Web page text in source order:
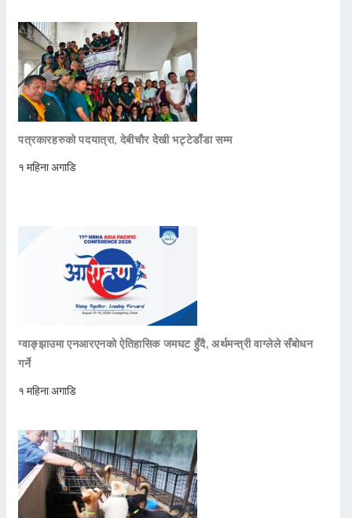
पत्रकारहरुको पदयात्रा, देबीचौर देखी भट्टेडाँडा सम्म
१ महिना अगाडि
ग्वाङ्झाउमा एनआरएनको ऐतिहासिक जमघट हुँदै, अर्थमन्त्री वाग्लेले सँबोधन
गर्ने
१ महिना अगाडि